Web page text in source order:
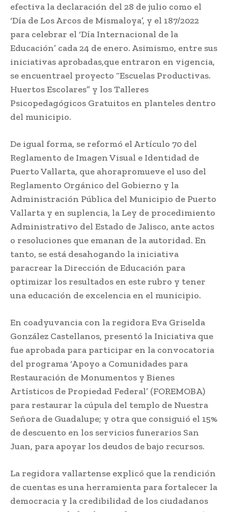
efectiva la declaración del 28 de julio como el
‘Día de Los Arcos de Mismaloya’, y el 187/2022
para celebrar el ‘Día Internacional de la
Educación’ cada 24 de enero. Asimismo, entre sus
iniciativas aprobadas,que entraron en vigencia,
se encuentrael proyecto “Escuelas Productivas.
Huertos Escolares” y los Talleres
Psicopedagógicos Gratuitos en planteles dentro
del municipio.
De igual forma, se reformó el Artículo 70 del
Reglamento de Imagen Visual e Identidad de
Puerto Vallarta, que ahorapromueve el uso del
Reglamento Orgánico del Gobierno y la
Administración Pública del Municipio de Puerto
Vallarta y en suplencia, la Ley de procedimiento
Administrativo del Estado de Jalisco, ante actos
o resoluciones que emanan de la autoridad. En
tanto, se está desahogando la iniciativa
paracrear la Dirección de Educación para
optimizar los resultados en este rubro y tener
una educación de excelencia en el municipio.
En coadyuvancia con la regidora Eva Griselda
González Castellanos, presentó la Iniciativa que
fue aprobada para participar en la convocatoria
del programa ‘Apoyo a Comunidades para
Restauración de Monumentos y Bienes
Artísticos de Propiedad Federal’ (FOREMOBA)
para restaurar la cúpula del templo de Nuestra
Señora de Guadalupe; y otra que consiguió el 15%
de descuento en los servicios funerarios San
Juan, para apoyar los deudos de bajo recursos.
La regidora vallartense explicó que la rendición
de cuentas es una herramienta para fortalecer la
democracia y la credibilidad de los ciudadanos